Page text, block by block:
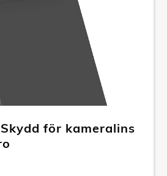
för kameralins